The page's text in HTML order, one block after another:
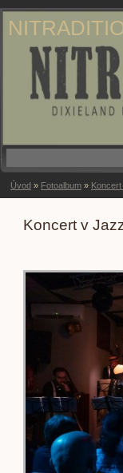
Úvod » Fotoalbum »
Koncert v